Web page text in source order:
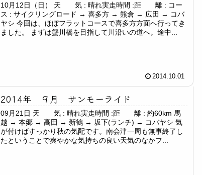
10月12日（日） 天 気 : 晴れ実走時間 :距 離 : コー
ス : サイクリングロード → 喜多方 → 熊倉 → 広田 → コバ
ヤシ 今回は、ほぼフラットコースで喜多方方面へ行ってき
ました。 まずは蟹川橋を目指して川沿いの道へ。途中...
2014.10.01
2014年 ９月 サンモーライド
09月21日 天 気 : 晴れ実走時間 :距 離 : 約60km 馬
越 → 本郷 → 高田 → 新鶴 → 坂下(ランチ) → コバヤシ 気
が付けばすっかり秋の気配です。南会津一周も無事終了し
たということで爽やかな気持ちの良い天気のなかフ...